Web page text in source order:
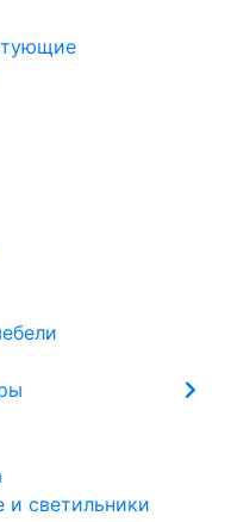
и светильники